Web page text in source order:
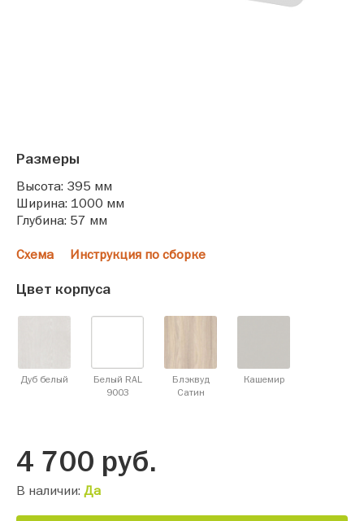
Размеры
Высота: 395 мм
Ширина: 1000 мм
Глубина: 57 мм
Схема Инструкция по сборке
Цвет корпуса
Дуб белый
Белый RAL
9003
Блэквуд
Cатин
Кашемир
4 700 руб.
В наличии: Да